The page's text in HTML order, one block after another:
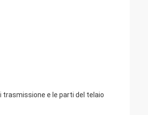
e le parti del telaio